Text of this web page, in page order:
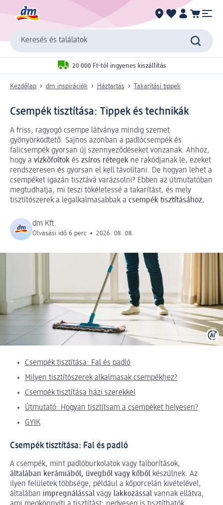
Keresés és találatok
20 000 Ft-tól ingyenes kiszállítás
Kezdőlap dm inspirációk Háztartás Takarítási tippek
Csempék tisztítása: Tippek és technikák
A friss, ragyogó csempe látványa mindig szemet
gyönyörködtető. Sajnos azonban a padlócsempék és
falicsempék gyorsan új szennyeződéseket vonzanak. Ahhoz,
hogy a vízkőfoltok és zsíros rétegek ne rakódjanak le, ezeket
rendszeresen és gyorsan el kell távolítani. De hogyan lehet a
csempéket igazán tisztává varázsolni? Ebben az útmutatóban
megtudhatja, mi teszi tökéletessé a takarítást, és mely
tisztítószerek a legalkalmasabbak a csempék tisztításához.
dm Kft.
Olvasási idő 6 perc • 2026. 08. 08.
Csempék tisztítása: Fal és padló
Milyen tisztítószerek alkalmasak csempékhez?
Csempék tisztítása házi szerekkel
Útmutató: Hogyan tisztítsam a csempéket helyesen?
GYIK
Csempék tisztítása: Fal és padló
A csempék, mint padlóburkolatok vagy falborítások,
általában kerámiából, üvegből vagy kőből készülnek. Az
ilyen felületek többsége, például a kőporcelán kivételével,
általában impregnálással vagy lakkozással vannak ellátva,